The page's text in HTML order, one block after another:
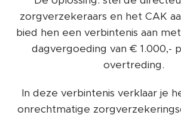
zorgverzekeraars en het CAK
bied hen een verbintenis aan
dagvergoeding van € 1.000,-
overtreding.
In deze verbintenis verklaar je
onrechtmatige